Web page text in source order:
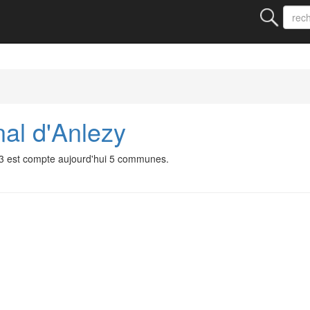
d'Anlezy
est compte aujourd'hui 5 communes.